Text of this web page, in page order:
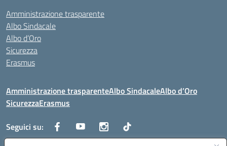
Amministrazione trasparente
Albo Sindacale
Albo d’Oro
Sicurezza
Erasmus
Amministrazione trasparenteAlbo SindacaleAlbo d’Oro
SicurezzaErasmus
Seguici su: